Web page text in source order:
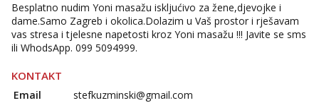
Ivančica
Čekam tvoj poziv!
Zara
Besplatno nudim Yoni masažu iskljućivo za žene,djevojke i
dame.Samo Zagreb i okolica.Dolazim u Vaš prostor i rješavam
vas stresa i tjelesne napetosti kroz Yoni masažu !!! Javite se sms
ili WhodsApp. 099 5094999.
KONTAKT
Email stefkuzminski@gmail.com